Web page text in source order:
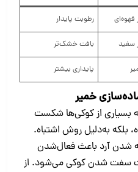
رطوبت پایدار
سفید بافت خشک‌تر
پایداری بیشتر
خمیر
بسیاری از کوکی‌ها شکست
بلکه به‌دلیل روش اشتباه.
شدن آرد باعث فعال‌شدن
سفت شدن کوکی می‌شود. از